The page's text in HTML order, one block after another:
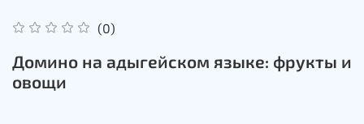
(0)
Домино на адыгейском языке: фрукты и
овощи